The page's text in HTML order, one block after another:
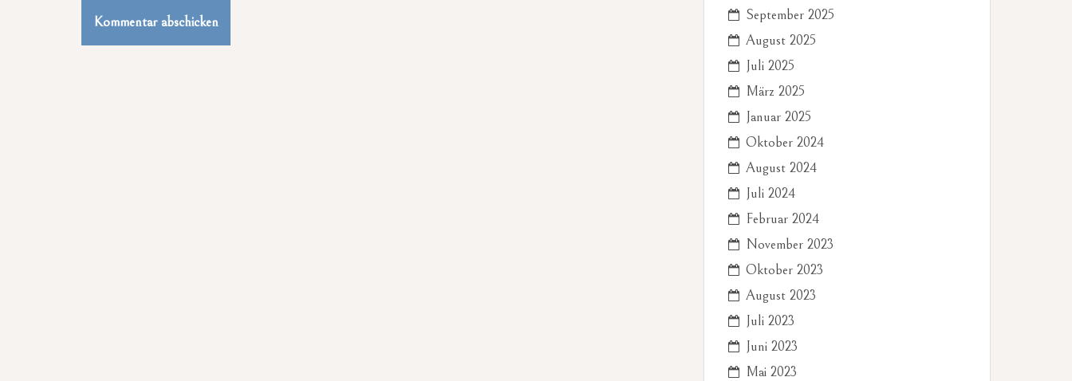
September 2025
August 2025
Juli 2025
März 2025
Januar 2025
Oktober 2024
August 2024
Juli 2024
Februar 2024
November 2023
Oktober 2023
August 2023
Juli 2023
Juni 2023
Mai 2023